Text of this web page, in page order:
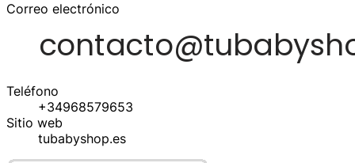
Correo electrónico
Teléfono
+34968579653
Sitio web
tubabyshop.es